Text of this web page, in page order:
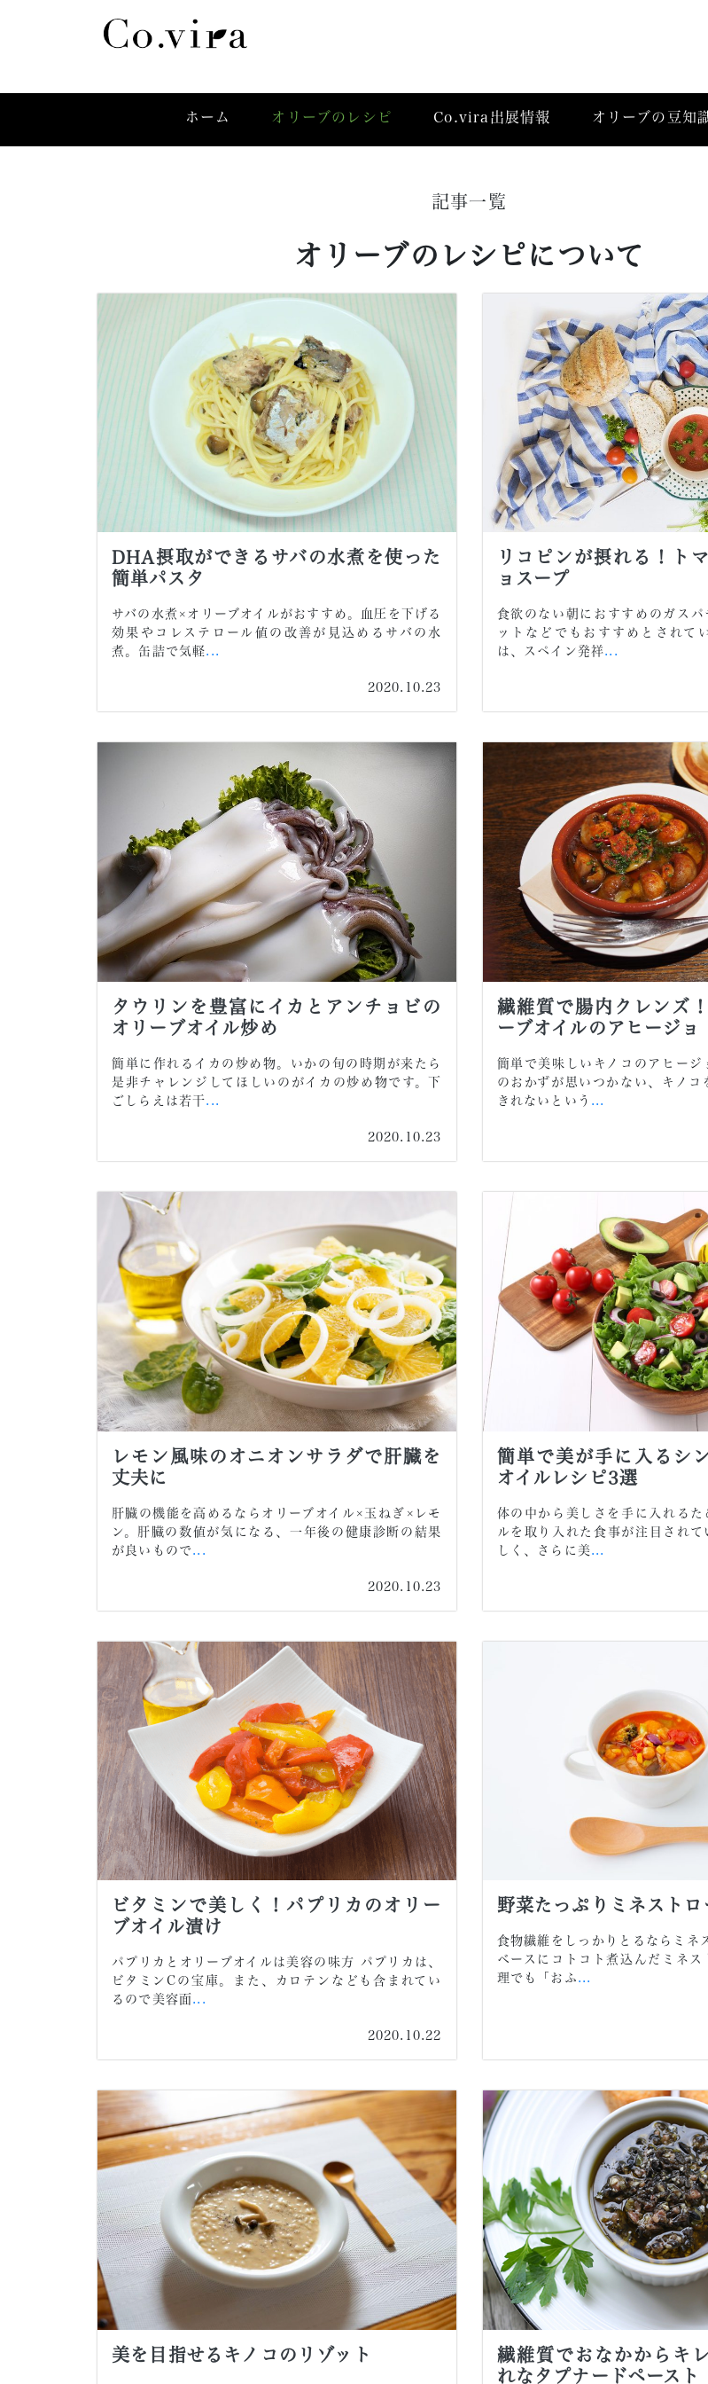
ホーム オリーブのレシピ Co.vira出展情報 オリーブの豆知
記事一覧
オリーブのレシピについて
DHA摂取ができるサバの水煮を使った
簡単パスタ
サバの水煮×オリーブオイルがおすすめ。血圧を下げる
効果やコレステロール値の改善が見込めるサバの水
煮。缶詰で気軽...
2020.10.23
リコピンが摂れる！ト
ョスープ
食欲のない朝におすすめのガスパ
ットなどでもおすすめとされて
は、スペイン発祥...
タウリンを豊富にイカとアンチョビの
オリーブオイル炒め
簡単に作れるイカの炒め物。いかの旬の時期が来たら
是非チャレンジしてほしいのがイカの炒め物です。下
ごしらえは若干...
2020.10.23
繊維質で腸内クレンズ
ーブオイルのアヒージョ
簡単で美味しいキノコのアヒージ
のおかずが思いつかない、キノコ
きれないという ...
レモン風味のオニオンサラダで肝臓を
丈夫に
肝臓の機能を高めるならオリーブオイル×玉ねぎ×レモ
ン。肝臓の数値が気になる、一年後の健康診断の結果
が良いもので
2020.10.23
簡単で美が手に入るシ
オイルレシピ3選
体の中から美しさを手に入れるた
ルを取り入れた食事が注目されて
しく、さらに美
ビタミンで美しく！パプリカのオリー
ブオイル漬け
パプリカとオリーブオイルは美容の味方 パプリカは、
ビタミンCの宝庫。また、カロテンなども含まれてい
るので美容面 ...
2020.10.22
野菜たっぷりミネストロ
食物繊維をしっかりとるならミネ
ベースにコトコト煮込んだミネス
理でも「おふ ...
美を目指せるキノコのリゾット
繊維質でおなかからキ
れなタプナードペースト